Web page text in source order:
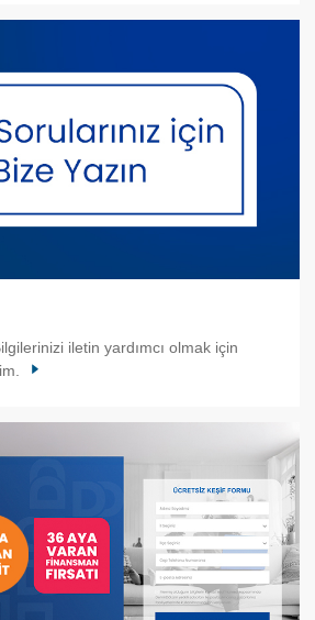
iletin yardımcı olmak için